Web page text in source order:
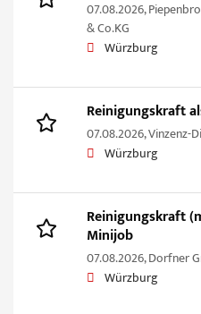
07.08.2026,
& Co.KG
Würzburg
Reinigungskraft
07.08.2026,Vinzenz-
Würzburg
Reinigungskraft
Minijob
07.08.2026,Dorfner
Würzburg